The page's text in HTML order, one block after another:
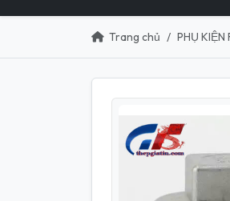
Trang chủ PHỤ KIỆN